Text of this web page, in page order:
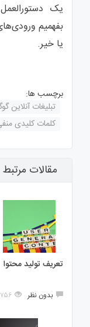
یک
بفهمیم
یا خیر.
برچسب ها:
تبلیغات آنلاین
کلمات کلیدی
مقالات مرتبط
تعریف تولید محتوا
بدون نظر